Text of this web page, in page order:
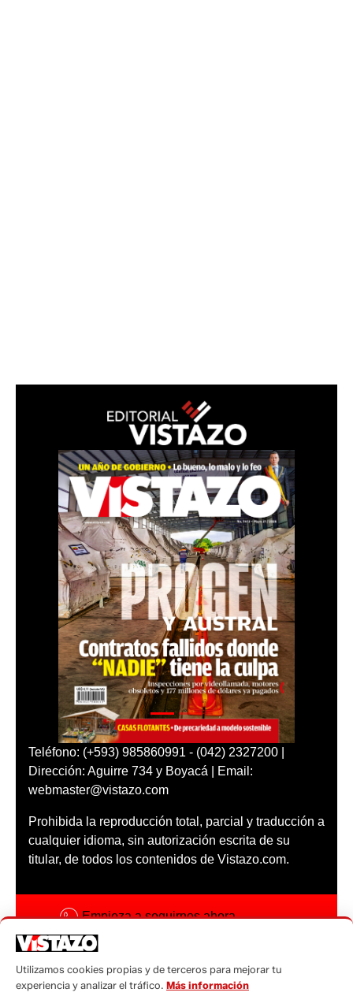
Teléfono: (+593) 985860991 - (042) 2327200 |
Dirección: Aguirre 734 y Boyacá | Email:
webmaster@vistazo.com
Prohibida la reproducción total, parcial y traducción a
cualquier idioma, sin autorización escrita de su
titular, de todos los contenidos de Vistazo.com.
Empieza a seguirnos ahora
Código ética
Utilizamos cookies propias y de terceros para mejorar tu
experiencia y analizar el tráfico. Más información